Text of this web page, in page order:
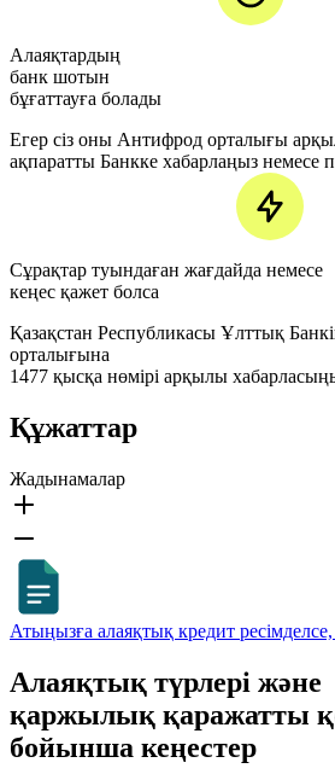
Алаяқтардың
банк шотын
бұғаттауға болады
Егер сіз оны Антифрод орталығы
ақпаратты Банкке хабарлаңыз немесе
Сұрақтар туындаған жағдайда немесе
кеңес қажет болса
Қазақстан Республикасы Ұлттық
орталығына
1477 қысқа нөмірі арқылы
Құжаттар
Жадынамалар
Атыңызға алаяқтық кредит ресімделсе,
Алаяқтық түрлері және
қаржылық қаражатты
бойынша кеңестер